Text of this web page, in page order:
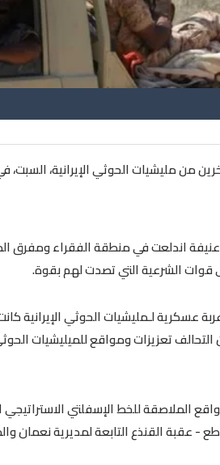
آخرين من مليشيات الحوثي الإيرانية،
اندلعت في منطقة الفقراء ومفرق
قوات الشرعية التي تصدت لهم بقوة.
عسكرية لـمليشيات الحوثي الإيرانية
تعزيزات ومواقع للميليشيات
الملاصقة للخط الإسفلتي
- عقبة القنذع التابعة لمديرية نعمان